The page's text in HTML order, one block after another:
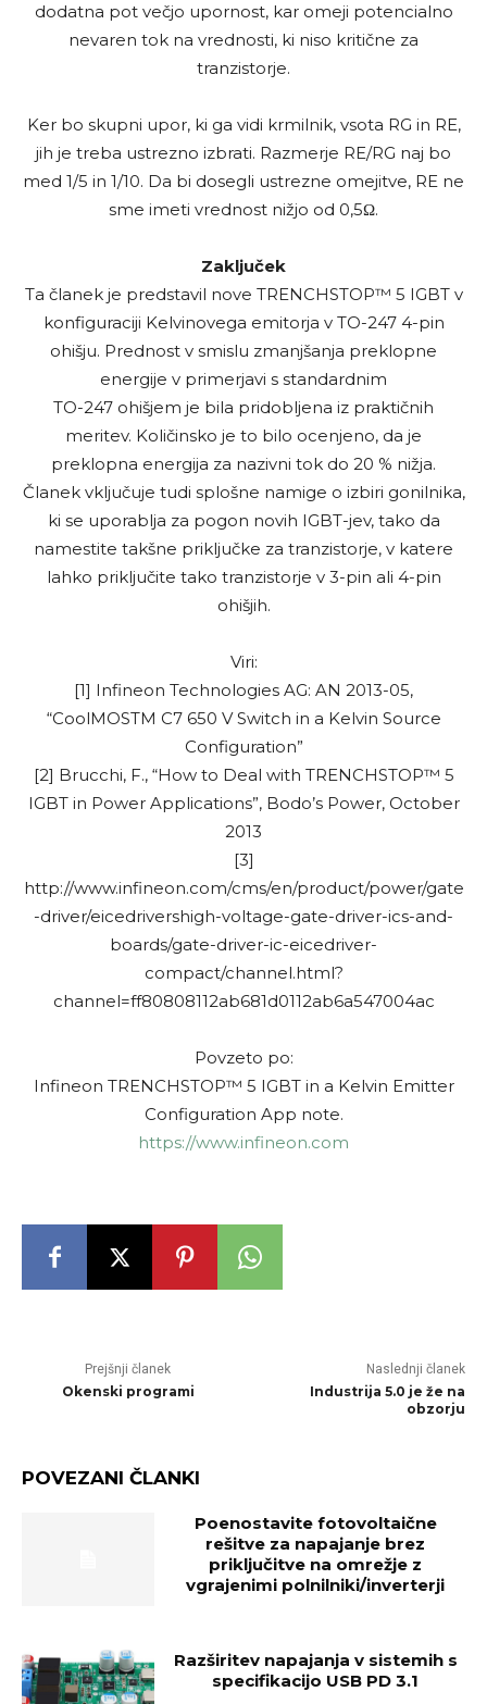
dodatna pot večjo upornost, kar omeji potencialno
nevaren tok na vrednosti, ki niso kritične za
tranzistorje.
Ker bo skupni upor, ki ga vidi krmilnik, vsota RG in RE,
jih je treba ustrezno izbrati. Razmerje RE/RG naj bo
med 1/5 in 1/10. Da bi dosegli ustrezne omejitve, RE ne
sme imeti vrednost nižjo od 0,5Ω.
Zaključek
Ta članek je predstavil nove TRENCHSTOP™ 5 IGBT v
konfiguraciji Kelvinovega emitorja v TO-247 4-pin
ohišju. Prednost v smislu zmanjšanja preklopne
energije v primerjavi s standardnim
TO-247 ohišjem je bila pridobljena iz praktičnih
meritev. Količinsko je to bilo ocenjeno, da je
preklopna energija za nazivni tok do 20 % nižja.
Članek vključuje tudi splošne namige o izbiri gonilnika,
ki se uporablja za pogon novih IGBT-jev, tako da
namestite takšne priključke za tranzistorje, v katere
lahko priključite tako tranzistorje v 3-pin ali 4-pin
ohišjih.
Viri:
[1] Infineon Technologies AG: AN 2013-05,
“CoolMOSTM C7 650 V Switch in a Kelvin Source
Configuration”
[2] Brucchi, F., “How to Deal with TRENCHSTOP™ 5
IGBT in Power Applications”, Bodo’s Power, October
2013
[3]
http://www.infineon.com/cms/en/product/power/gate
-driver/eicedrivershigh-voltage-gate-driver-ics-and-
boards/gate-driver-ic-eicedriver-
compact/channel.html?
channel=ff80808112ab681d0112ab6a547004ac
Povzeto po:
Infineon TRENCHSTOP™ 5 IGBT in a Kelvin Emitter
Configuration App note.
https://www.infineon.com
Prejšnji članek
Okenski programi
Naslednji članek
Industrija 5.0 je že na
obzorju
POVEZANI ČLANKI
Poenostavite fotovoltaične
rešitve za napajanje brez
priključitve na omrežje z
vgrajenimi polnilniki/inverterji
Razširitev napajanja v sistemih s
specifikacijo USB PD 3.1